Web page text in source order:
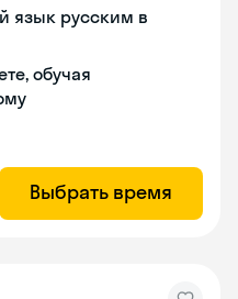
язык русским в
обучая
Выбрать время